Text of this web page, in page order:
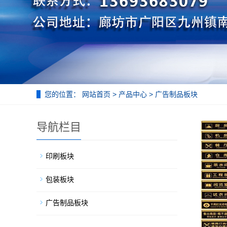
您的位置： 网站首页 > 产品中心 > 广告制品板块
导航栏目
印刷板块
包装板块
广告制品板块